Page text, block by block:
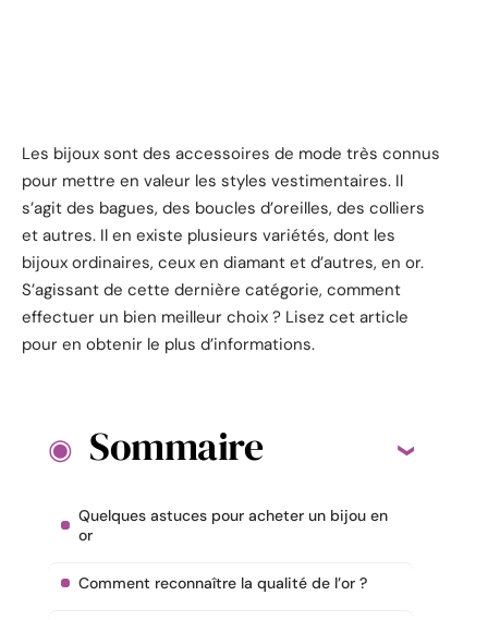
Les bijoux sont des accessoires de mode très connus
pour mettre en valeur les styles vestimentaires. Il
s’agit des bagues, des boucles d’oreilles, des colliers
et autres. Il en existe plusieurs variétés, dont les
bijoux ordinaires, ceux en diamant et d’autres, en or.
S’agissant de cette dernière catégorie, comment
effectuer un bien meilleur choix ? Lisez cet article
pour en obtenir le plus d’informations.
Sommaire
Quelques astuces pour acheter un bijou en
or
Comment reconnaître la qualité de l’or ?